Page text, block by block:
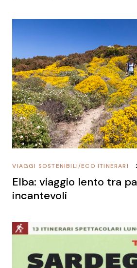
ECO ITINERARI
/
VIAGGI SOSTENIBILI
Elba: viaggio lento tra
incantevoli